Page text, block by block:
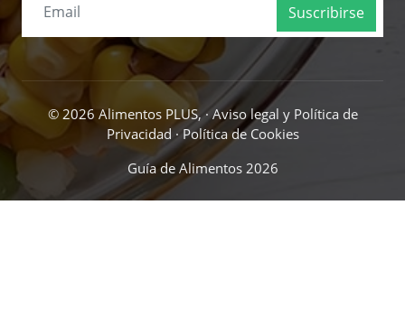
Suscribirse
© 2026 Alimentos PLUS, ·Aviso legal y Política de
Privacidad· Política de Cookies
Guía de Alimentos 2026